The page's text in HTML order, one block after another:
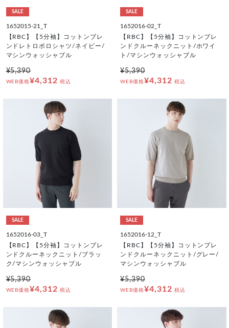
SALE
1652015-21_T
【RBC】【5分袖】コットンブレ
ンドレトロポロシャツ/ネイビー/
マシンウォッシャブル
¥5,390
WEB価格¥4,312 税込
SALE
1652016-02_T
【RBC】【5分袖】コットンブレ
ンドクルーネックニット/ホワイ
ト/マシンウォッシャブル
¥5,390
WEB価格¥4,312 税込
SALE
1652016-03_T
【RBC】【5分袖】コットンブレ
ンドクルーネックニット/ブラッ
ク/マシンウォッシャブル
¥5,390
WEB価格¥4,312 税込
SALE
1652016-12_T
【RBC】【5分袖】コットンブレ
ンドクルーネックニット/グレー/
マシンウォッシャブル
¥5,390
WEB価格¥4,312 税込